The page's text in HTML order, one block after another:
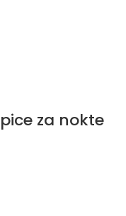
za nokte